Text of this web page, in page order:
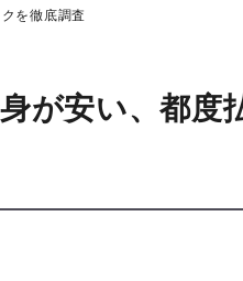
を徹底調査
が安い、都度